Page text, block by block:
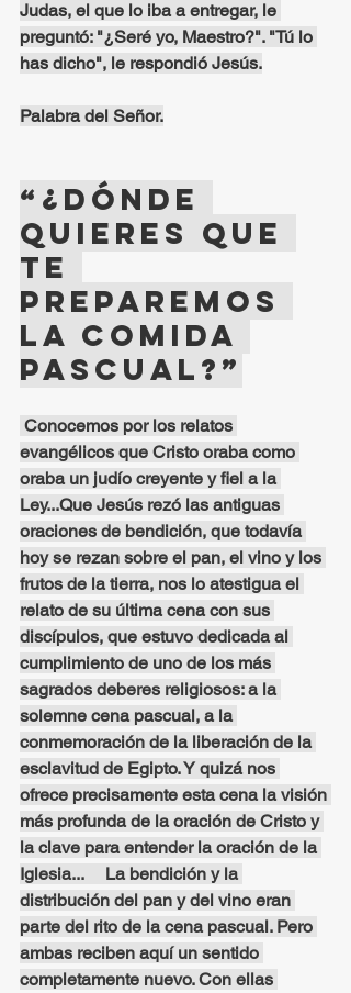
Judas, el que lo iba a entregar, le
preguntó: "¿Seré yo, Maestro?". "Tú lo
has dicho", le respondió Jesús.
Palabra del Señor.
“¿Dónde
quieres que
te
preparemos
la comida
pascual?”
Conocemos por los relatos
evangélicos que Cristo oraba como
oraba un judío creyente y fiel a la
Ley...Que Jesús rezó las antiguas
oraciones de bendición, que todavía
hoy se rezan sobre el pan, el vino y los
frutos de la tierra, nos lo atestigua el
relato de su última cena con sus
discípulos, que estuvo dedicada al
cumplimiento de uno de los más
sagrados deberes religiosos: a la
solemne cena pascual, a la
conmemoración de la liberación de la
esclavitud de Egipto. Y quizá nos
ofrece precisamente esta cena la visión
más profunda de la oración de Cristo y
la clave para entender la oración de la
Iglesia...     La bendición y la
distribución del pan y del vino eran
parte del rito de la cena pascual. Pero
ambas reciben aquí un sentido
completamente nuevo. Con ellas